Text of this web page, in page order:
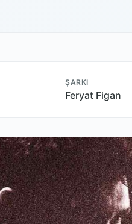
ŞARKI
Feryat Figan